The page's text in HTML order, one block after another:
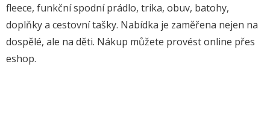
fleece, funkční spodní prádlo, trika, obuv, batohy,
doplňky a cestovní tašky. Nabídka je zaměřena nejen na
dospělé, ale na děti. Nákup můžete provést online přes
eshop.